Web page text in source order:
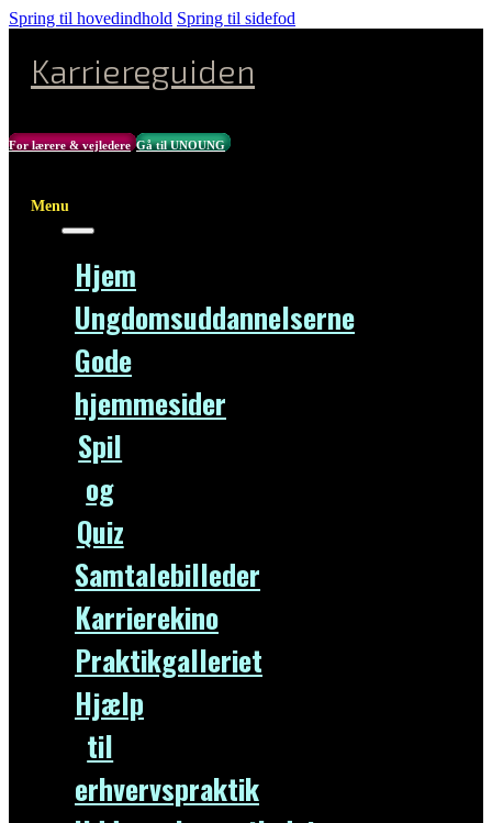
Spring til hovedindhold Spring til sidefod
Karriereguiden
For lærere & vejledere Gå til UNOUNG
Menu
Hjem
Ungdomsuddannelserne
Gode
hjemmesider
Spil
og
Quiz
Samtalebilleder
Karrierekino
Praktikgalleriet
Hjælp
til
erhvervspraktik